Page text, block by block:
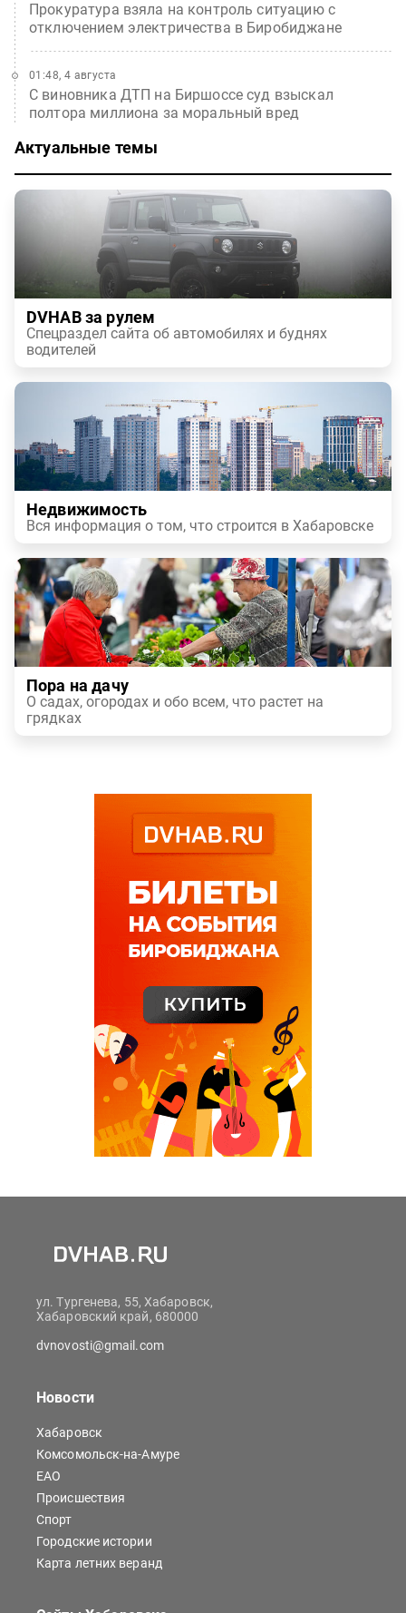
Прокуратура взяла на контроль ситуацию с
отключением электричества в Биробиджане
С виновника ДТП на Биршоссе суд взыскал
полтора миллиона за моральный вред
01:48, 4 августа
Актуальные темы
DVHAB за рулем
Спецраздел сайта об автомобилях и буднях
водителей
Недвижимость
Вся информация о том, что строится в Хабаровске
Пора на дачу
О садах, огородах и обо всем, что растет на
грядках
ул. Тургенева, 55, Хабаровск,
Хабаровский край, 680000
dvnovosti@gmail.com
Новости
Хабаровск
Комсомольск-на-Амуре
ЕАО
Происшествия
Спорт
Городские истории
Карта летних веранд